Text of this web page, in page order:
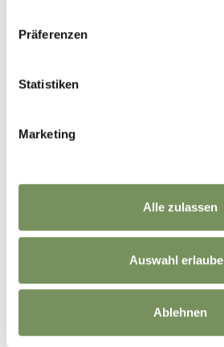
Präferenzen
Statistiken
Marketing
Alle zulassen
Auswahl
Ablehnen